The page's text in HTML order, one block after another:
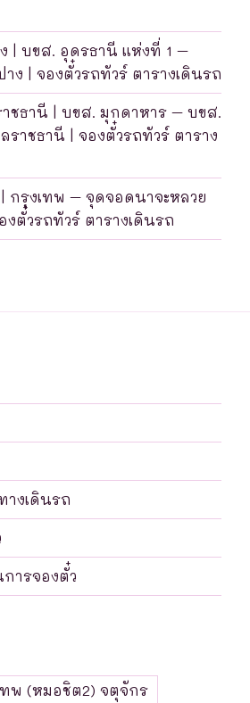
| บขส. อุดรธานี แห่งที่ 1 –
ง | จองตั๋วรถทัวร์ ตารางเดินรถ
ชธานี | บขส. มุกดาหาร – บขส.
ราชธานี | จองตั๋วรถทัวร์ ตาราง
กรุงเทพ – จุดจอดนาจะหลวย
ตั๋วรถทัวร์ ตารางเดินรถ
งเดินรถ
ารจองตั๋ว
ทพ (หมอชิต2) จตุจักร